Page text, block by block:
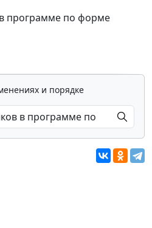
в программе по форме
и порядке